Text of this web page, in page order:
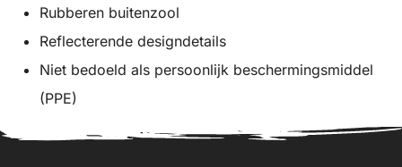
Rubberen buitenzool
Reflecterende designdetails
Niet bedoeld als persoonlijk beschermingsmiddel
(PPE)